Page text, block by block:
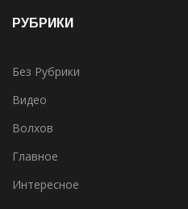
Без Рубрики
Видео
Волхов
Главное